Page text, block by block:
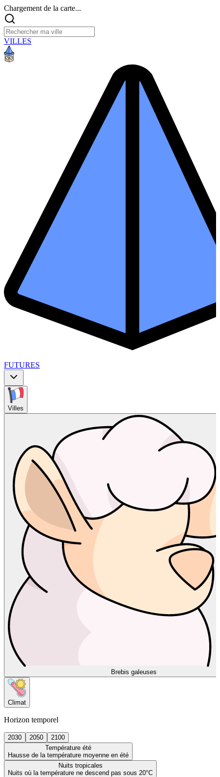
Chargement de la carte...
VILLES
FUTURES
Villes
Brebis galeuses
Climat
Horizon temporel
2030 2050
2100
Température été
Hausse de la température moyenne en été
Nuits tropicales
Nuits où la température ne descend pas sous 20°C